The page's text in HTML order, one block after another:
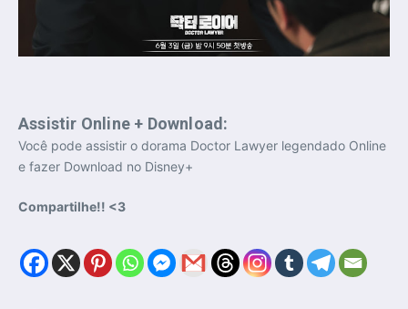
Assistir Online + Download:
Você pode assistir o dorama Doctor Lawyer legendado Online
e fazer Download no Disney+
Compartilhe!! <3